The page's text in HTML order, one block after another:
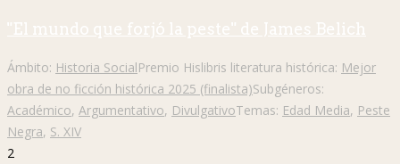
"El mundo que forjó la peste" de James Belich
Ámbito: Historia SocialPremio Hislibris literatura histórica: Mejor
obra de no ficción histórica 2025 (finalista)Subgéneros:
Académico, Argumentativo, DivulgativoTemas: Edad Media, Peste
Negra, S. XIV
2